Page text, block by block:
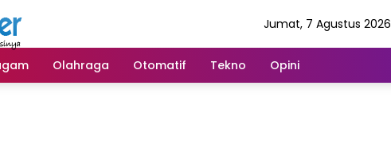
Jumat, 7 Agustus 2026
Olahraga Otomatif Tekno Opini